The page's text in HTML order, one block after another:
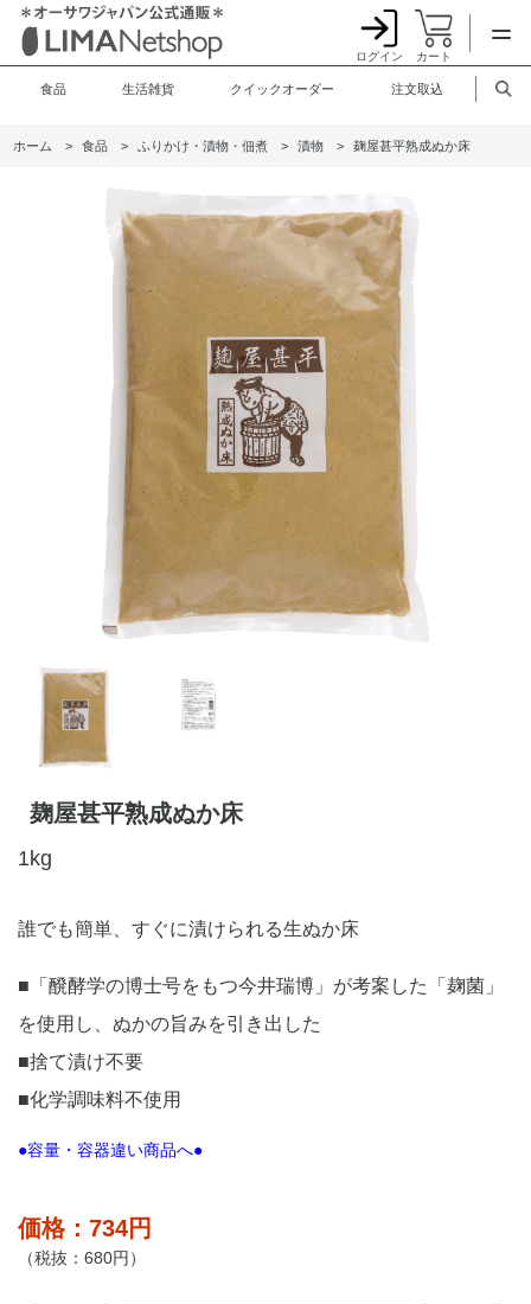
ログイン カート
食品 生活雑貨 クイックオーダー 注文取込
ホーム > 食品 > ふりかけ・漬物・佃煮 > 漬物 > 麹屋甚平熟成ぬか床
麹屋甚平熟成ぬか床
1kg
誰でも簡単、すぐに漬けられる生ぬか床
■「醗酵学の博士号をもつ今井瑞博」が考案した「麹菌」
を使用し、ぬかの旨みを引き出した
■捨て漬け不要
■化学調味料不使用
●容量・容器違い商品へ●
価格：734円
（税抜：680円）